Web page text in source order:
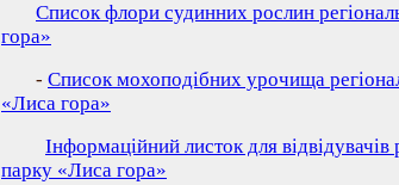
Список флори судинних рослин
гора»
- Список мохоподібних урочища
«Лиса гора»
Інформаційний листок для
парку «Лиса гора»